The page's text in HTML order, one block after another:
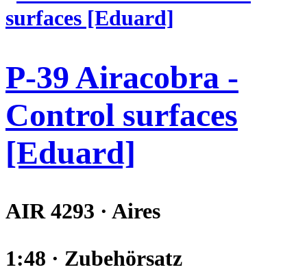
P-39 Airacobra -
Control surfaces
[Eduard]
AIR 4293 · Aires
1:48 · Zubehörsatz